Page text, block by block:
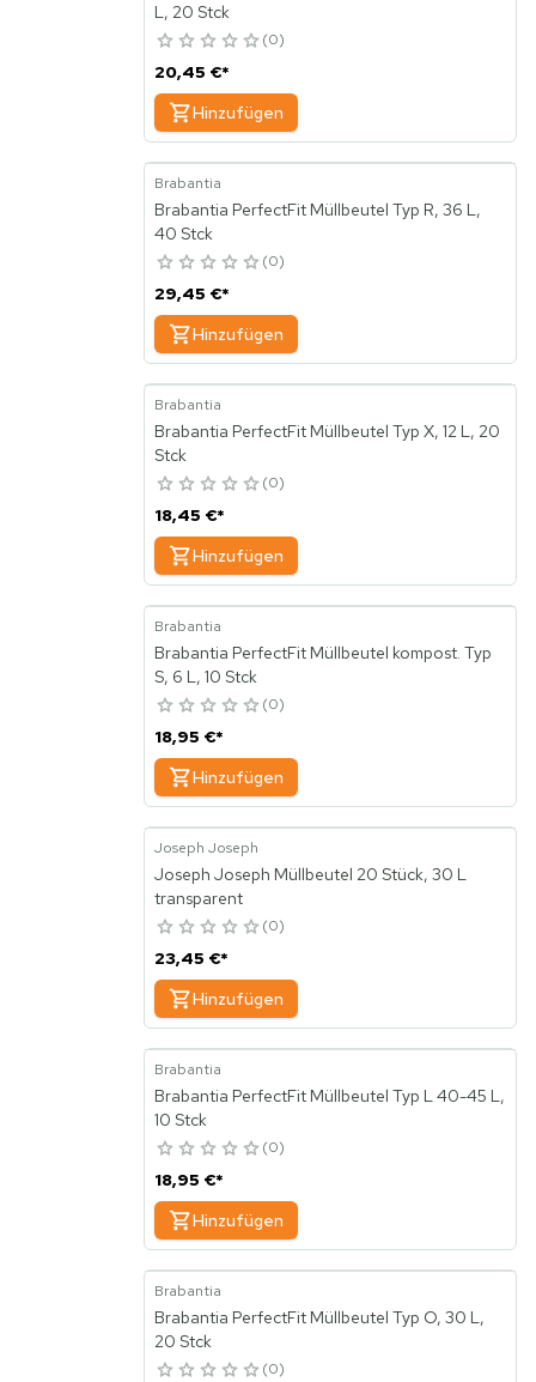
L, 20 Stck
0
20,45 €*
Hinzufügen
Brabantia
Brabantia PerfectFit Müllbeutel Typ R, 36 L,
40 Stck
0
29,45 €*
Hinzufügen
Brabantia
Brabantia PerfectFit Müllbeutel Typ X, 12 L, 20
Stck
0
18,45 €*
Hinzufügen
Brabantia
Brabantia PerfectFit Müllbeutel kompost. Typ
S, 6 L, 10 Stck
0
18,95 €*
Hinzufügen
Joseph Joseph
Joseph Joseph Müllbeutel 20 Stück, 30 L
transparent
0
23,45 €*
Hinzufügen
Brabantia
Brabantia PerfectFit Müllbeutel Typ L 40-45 L,
10 Stck
0
18,95 €*
Hinzufügen
Brabantia
Brabantia PerfectFit Müllbeutel Typ O, 30 L,
20 Stck
0